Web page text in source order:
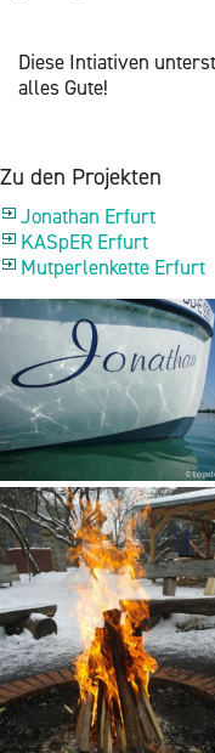
Diese In­tia­ti­ven
alles Gute!
Zu den Pro­jek­ten
Jo­na­than Er­furt
KAS­pER Er­furt
Mut­per­len­ket­te Er­furt